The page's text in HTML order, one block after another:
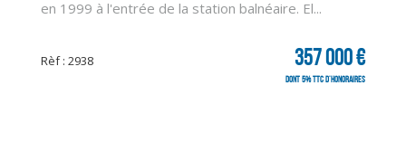
en 1999 à l'entrée de la station balnéaire. El...
Rèf : 2938 357 000 €
dont 5% TTC d'honoraires